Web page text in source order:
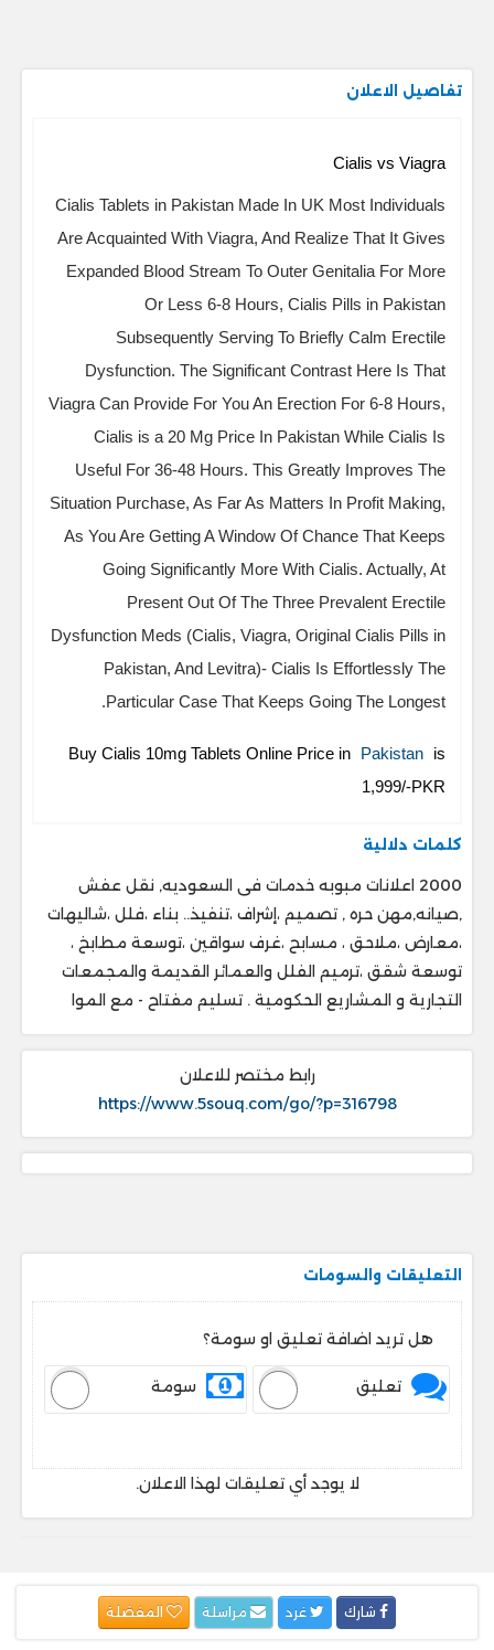
تفاصيل الاعلان
Cialis vs Viagra
Cialis Tablets in Pakistan Made In UK Most Individuals
Are Acquainted With Viagra, And Realize That It Gives
Expanded Blood Stream To Outer Genitalia For More
Or Less 6-8 Hours, Cialis Pills in Pakistan
Subsequently Serving To Briefly Calm Erectile
Dysfunction. The Significant Contrast Here Is That
Viagra Can Provide For You An Erection For 6-8 Hours,
Cialis is a 20 Mg Price In Pakistan While Cialis Is
Useful For 36-48 Hours. This Greatly Improves The
Situation Purchase, As Far As Matters In Profit Making,
As You Are Getting A Window Of Chance That Keeps
Going Significantly More With Cialis. Actually, At
Present Out Of The Three Prevalent Erectile
Dysfunction Meds (Cialis, Viagra, Original Cialis Pills in
Pakistan, And Levitra)- Cialis Is Effortlessly The
Particular Case That Keeps Going The Longest.
Buy Cialis 10mg Tablets Online Price in Pakistan is
1,999/-PKR
كلمات دلالية
2000 اعلانات مبوبه خدمات فى السعوديه, نقل عفش
,صيانه,مهن حره , تصميم ،إشراف ،تنفيذ.. ‎بناء ،فلل ،شاليهات
،معارض ،ملاحق ، ‎مسابح ،غرف سواقين ،توسعة مطابخ ،
‎توسعة شقق ،ترميم الفلل والعمائر القديمة والمجمعات
التجارية و المشاريع الحكومية . ‎تسليم مفتاح - مع الموا
رابط مختصر للاعلان
https://www.5souq.com/go/?p=316798
التعليقات والسومات
هل تريد اضافة تعليق او سومة؟
تعليق سومة
لا يوجد أي تعليقات لهذا الاعلان.
شارك غرد